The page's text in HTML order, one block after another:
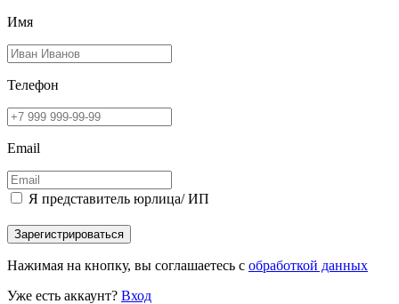
Имя
Телефон
Email
Я представитель юрлица/ ИП
Зарегистрироваться
Нажимая на кнопку, вы соглашаетесь с обработкой данных
Уже есть аккаунт? Вход